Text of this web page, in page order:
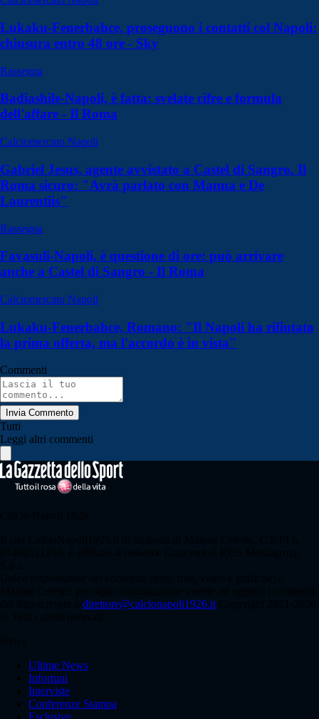
Lukaku-Fenerbahce, proseguono i contatti col Napoli:
chiusura entro 48 ore - Sky
Rassegna
Badiashile-Napoli, è fatta: svelate cifre e formula
dell'affare - Il Roma
Calciomercato Napoli
Gabriel Jesus, agente avvistato a Castel di Sangro. Il
Roma sicuro: "Avrà parlato con Manna e De
Laurentiis"
Rassegna
Favasuli-Napoli, è questione di ore: può arrivare
anche a Castel di Sangro - Il Roma
Calciomercato Napoli
Lukaku-Fenerbahce, Romano: "Il Napoli ha rifiutato
la prima offerta, ma l'accordo è in vista"
Commenti
Invia Commento
Tutti
Leggi altri commenti
direttore@calcionapoli1926.itCopyright 2021-2026
Ultime News
Infortuni
Interviste
Conferenze Stampa